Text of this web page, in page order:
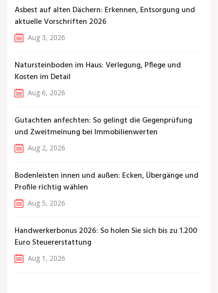
Asbest auf alten Dächern: Erkennen, Entsorgung und
aktuelle Vorschriften 2026
Aug 3, 2026
Natursteinboden im Haus: Verlegung, Pflege und
Kosten im Detail
Aug 6, 2026
Gutachten anfechten: So gelingt die Gegenprüfung
und Zweitmeinung bei Immobilienwerten
Aug 2, 2026
Bodenleisten innen und außen: Ecken, Übergänge und
Profile richtig wählen
Aug 5, 2026
Handwerkerbonus 2026: So holen Sie sich bis zu 1.200
Euro Steuererstattung
Aug 1, 2026